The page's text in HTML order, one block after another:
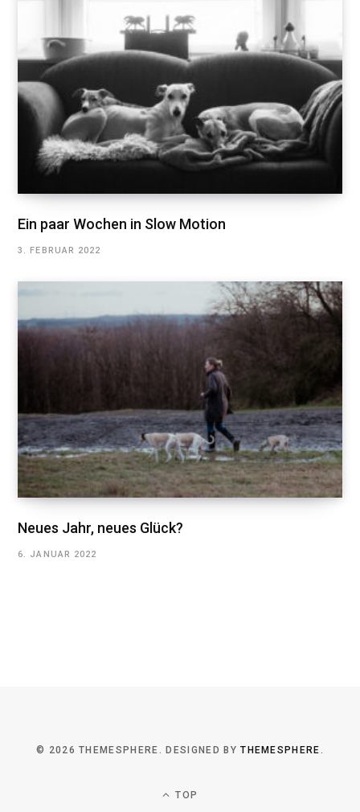
Ein paar Wochen in Slow Motion
3. FEBRUAR 2022
Neues Jahr, neues Glück?
6. JANUAR 2022
© 2026 THEMESPHERE. DESIGNED BYTHEMESPHERE.
TOP